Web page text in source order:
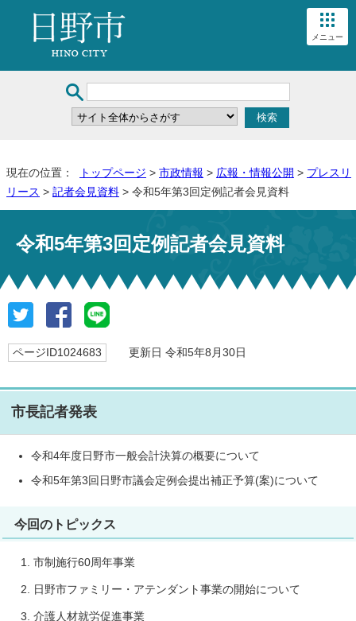
メニュー
現在の位置： トップページ > 市政情報 > 広報・情報公開 > プレスリ
リース > 記者会見資料 > 令和5年第3回定例記者会見資料
令和5年第3回定例記者会見資料
ページID1024683 更新日 令和5年8月30日
市長記者発表
令和4年度日野市一般会計決算の概要について
令和5年第3回日野市議会定例会提出補正予算(案)について
今回のトピックス
市制施行60周年事業
日野市ファミリー・アテンダント事業の開始について
介護人材就労促進事業